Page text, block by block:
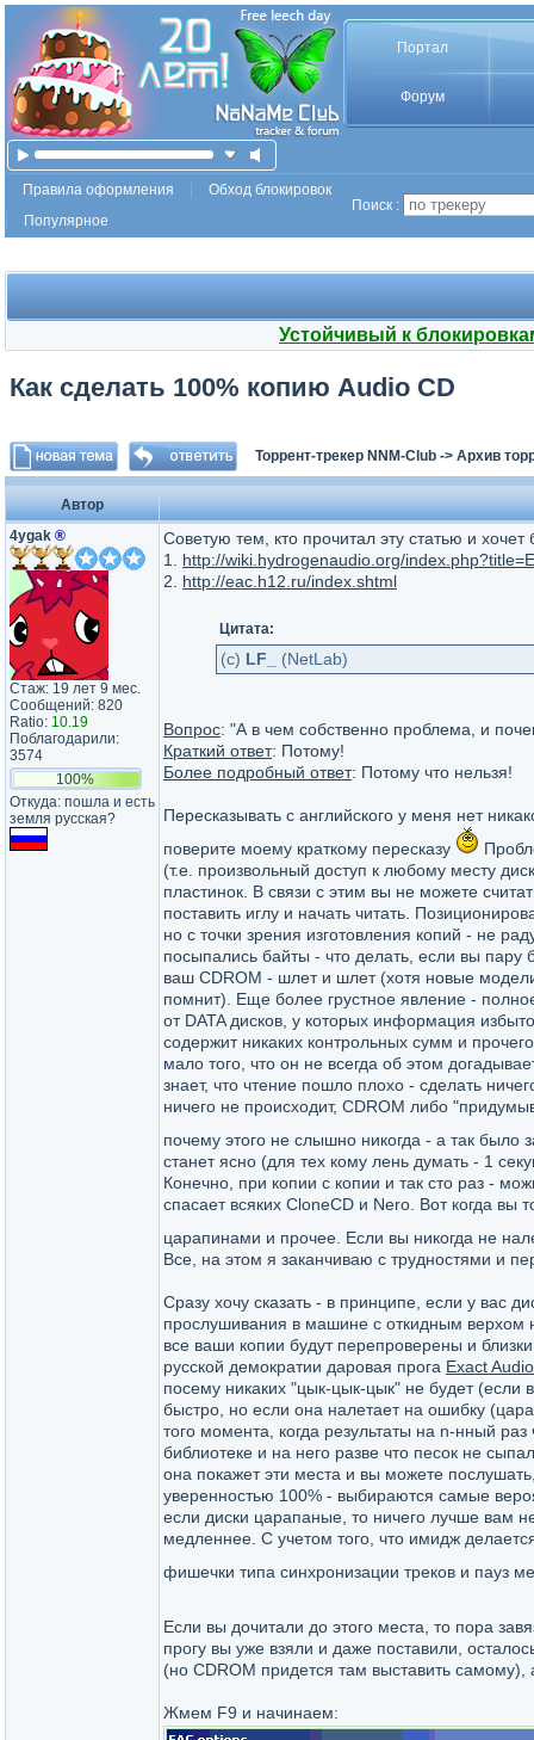
Портал
Форум
Правила оформления
Обход блокировок
Популярное
Поиск :
Устойчивый к
Как сделать 100% копию Audio CD
Торрент-трекер NNM-Club -> Архив
Автор
4ygak ®
Стаж: 19 лет 9 мес.
Сообщений: 820
Ratio: 10.19
Поблагодарили:
3574
100%
Откуда: пошла и есть
земля русская?
Советую тем, кто прочитал эту статью и
1. http://wiki.hydrogenaudio.org/
2. http://eac.h12.ru/index.shtml
Цитата:
(c) LF_ (NetLab)
Вопрос: "А в чем собственно проблема, и
Краткий ответ: Потому!
Более подробный ответ: Потому что нельзя!
Пересказывать с английского у меня нет
поверите моему краткому пересказу
(т.е. произвольный доступ к любому месту
пластинок. В связи с этим вы не можете
поставить иглу и начать читать.
но с точки зрения изготовления копий - не
посыпались байты - что делать, если вы
ваш CDROM - шлет и шлет (хотя новые
помнит). Еще более грустное явление -
от DATA дисков, у которых информация
содержит никаких контрольных сумм и
мало того, что он не всегда об этом
знает, что чтение пошло плохо - сделать
ничего не происходит, CDROM либо
почему этого не слышно никогда - а так было
станет ясно (для тех кому лень думать - 1
Конечно, при копии с копии и так сто раз -
спасает всяких CloneCD и Nero. Вот когда вы
царапинами и прочее. Если вы никогда не
Все, на этом я заканчиваю с трудностями и
Сразу хочу сказать - в принципе, если у вас
прослушивания в машине с откидным верхом
все ваши копии будут перепроверены и
русской демократии даровая прога Exact
посему никаких "цык-цык-цык" не будет
быстро, но если она налетает на ошибку
того момента, когда результаты на n-нный
библиотеке и на него разве что песок не
она покажет эти места и вы можете
уверенностью 100% - выбираются самые
если диски царапаные, то ничего лучше вам
медленнее. С учетом того, что имидж
фишечки типа синхронизации треков и пауз
Если вы дочитали до этого места, то пора
прогу вы уже взяли и даже поставили,
(но CDROM придется там выставить
Жмем F9 и начинаем: